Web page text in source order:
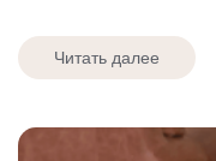
Читать далее